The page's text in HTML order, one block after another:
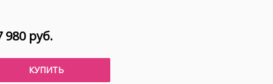
980 руб.
КУПИТЬ